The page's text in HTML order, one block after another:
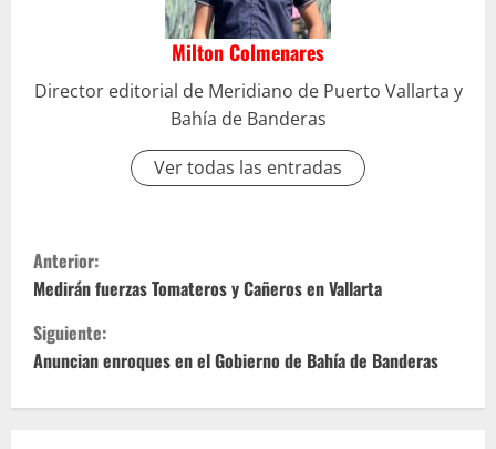
Milton Colmenares
Director editorial de Meridiano de Puerto Vallarta y
Bahía de Banderas
Ver todas las entradas
S
i
g
Anterior:
Medirán fuerzas Tomateros y Cañeros en Vallarta
Siguiente:
Anuncian enroques en el Gobierno de Bahía de Banderas